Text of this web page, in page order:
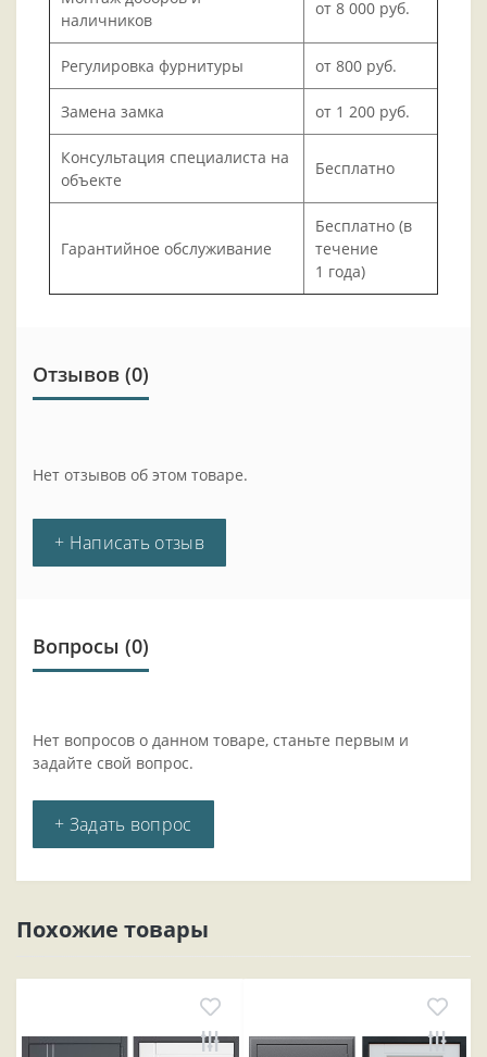
наличников
от 8 000 руб.
Регулировка фурнитуры от 800 руб.
Замена замка от 1 200 руб.
Консультация специалиста на
объекте
Бесплатно
Гарантийное обслуживание
Бесплатно (в
течение
1 года)
Отзывов (0)
Нет отзывов об этом товаре.
+ Написать отзыв
Вопросы (0)
Нет вопросов о данном товаре, станьте первым и
задайте свой вопрос.
+ Задать вопрос
Похожие товары